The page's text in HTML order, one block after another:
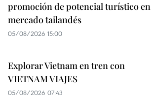
promoción de potencial turístico en
mercado tailandés
05/08/2026 15:00
Explorar Vietnam en tren con
VIETNAM VIAJES
05/08/2026 07:43